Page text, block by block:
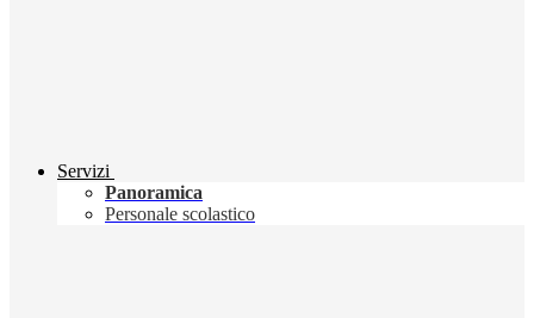
Servizi
Panoramica
Personale scolastico